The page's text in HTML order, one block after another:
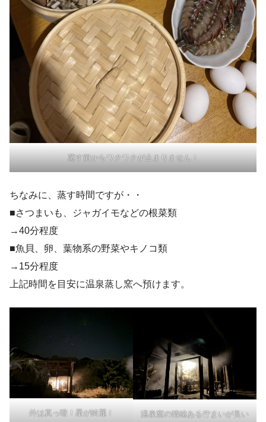
蒸す前からワクワクが止まりません！
ちなみに、蒸す時間ですが・・
■さつまいも、ジャガイモなどの根菜類
→40分程度
■魚貝、卵、葉物系の野菜やキノコ類
→15分程度
上記時間を目安に温泉蒸し窯へ預けます。
外は真っ暗！星が綺麗！
温泉窯の情緒ある佇まいが良い